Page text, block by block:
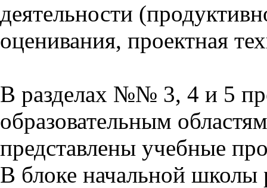
деятельности
оценивания, проектная
В разделах №№ 3, 4 и 5
образовательным
представлены учебные
В блоке начальной школы